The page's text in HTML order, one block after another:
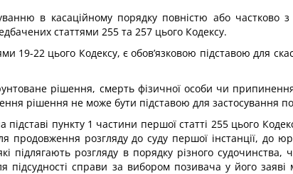
в касаційному порядку повністю або частково
статтями 255 та 257 цього Кодексу.
19-22 цього Кодексу, є обов’язковою підставою для
рішення, смерть фізичної особи чи
рішення не може бути підставою для застосування
підставі пункту 1 частини першої статті 255 цього
розгляду до суду першої інстанції, до
підлягають розгляду в порядку різного
підсудності справи за вибором позивача у його